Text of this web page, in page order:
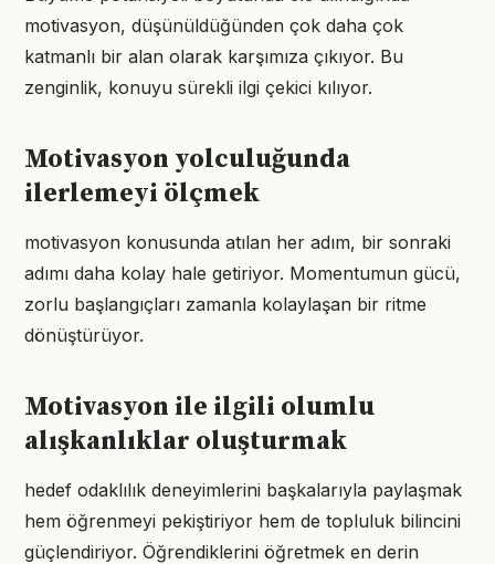
motivasyon, düşünüldüğünden çok daha çok
katmanlı bir alan olarak karşımıza çıkıyor. Bu
zenginlik, konuyu sürekli ilgi çekici kılıyor.
Motivasyon yolculuğunda
ilerlemeyi ölçmek
motivasyon konusunda atılan her adım, bir sonraki
adımı daha kolay hale getiriyor. Momentumun gücü,
zorlu başlangıçları zamanla kolaylaşan bir ritme
dönüştürüyor.
Motivasyon ile ilgili olumlu
alışkanlıklar oluşturmak
hedef odaklılık deneyimlerini başkalarıyla paylaşmak
hem öğrenmeyi pekiştiriyor hem de topluluk bilincini
güçlendiriyor. Öğrendiklerini öğretmek en derin